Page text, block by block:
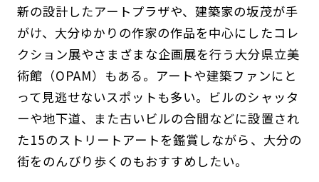
新の設計したアートプラザや、建築家の坂茂が手
がけ、大分ゆかりの作家の作品を中心にしたコレ
クション展やさまざまな企画展を行う大分県立美
術館（OPAM）もある。アートや建築ファンにと
って見逃せないスポットも多い。ビルのシャッタ
ーや地下道、また古いビルの合間などに設置され
た15のストリートアートを鑑賞しながら、大分の
街をのんびり歩くのもおすすめしたい。